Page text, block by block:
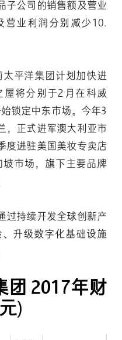
子公司的销售额及营业
营业利润分别减少10.
平洋集团计划加快进
屋将分别于2月在科威
锁定中东市场。今年3
，正式进军澳大利亚市
度进驻美国美妆专卖店
市场，旗下主要品牌
过持续开发全球创新产
升级数字化基础设施
团 2017年财
)